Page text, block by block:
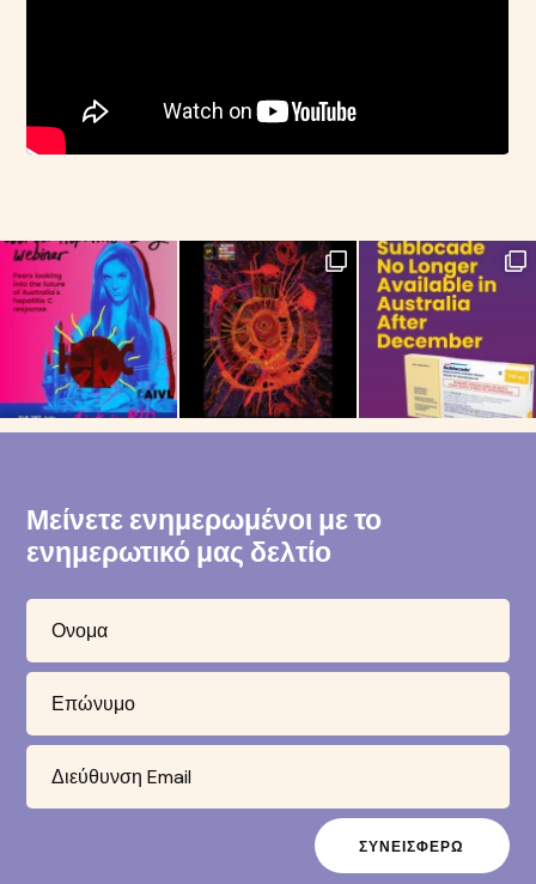
Μείνετε ενημερωμένοι με το
ενημερωτικό μας δελτίο